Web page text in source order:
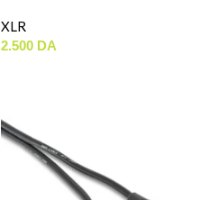
XLR
2.500 DA